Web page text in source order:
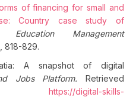
of financing for small and
Country case study of
Education Management
818-829.
A snapshot of digital
Jobs Platform.Retrieved
https://digital-skills-